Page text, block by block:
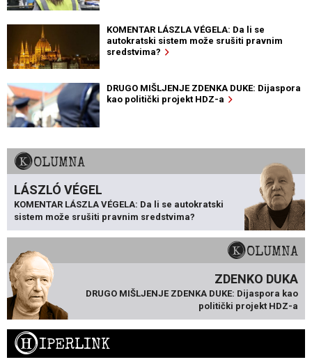
KOMENTAR LÁSZLA VÉGELA: Da li se
autokratski sistem može srušiti pravnim
sredstvima?
DRUGO MIŠLJENJE ZDENKA DUKE: Dijaspora
kao politički projekt HDZ-a
KOLUMNA
LÁSZLÓ VÉGEL
KOMENTAR LÁSZLA VÉGELA: Da li se autokratski
sistem može srušiti pravnim sredstvima?
KOLUMNA
ZDENKO DUKA
DRUGO MIŠLJENJE ZDENKA DUKE: Dijaspora kao
politički projekt HDZ-a
HIPERLINK